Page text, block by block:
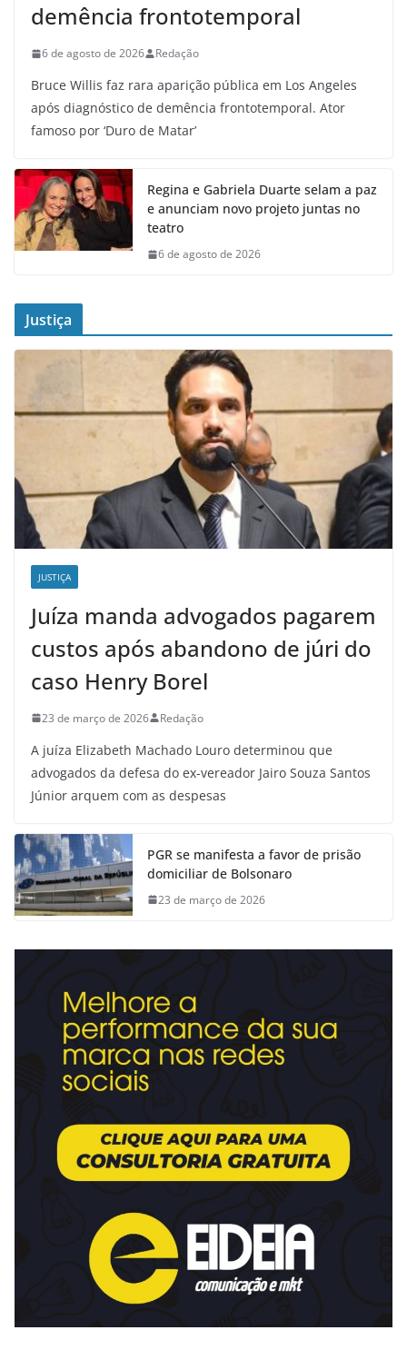
demência frontotemporal
6 de agosto de 2026 Redação
Bruce Willis faz rara aparição pública em Los Angeles
após diagnóstico de demência frontotemporal. Ator
famoso por ‘Duro de Matar’
Regina e Gabriela Duarte selam a paz
e anunciam novo projeto juntas no
teatro
6 de agosto de 2026
Justiça
JUSTIÇA
Juíza manda advogados pagarem
custos após abandono de júri do
caso Henry Borel
23 de março de 2026 Redação
A juíza Elizabeth Machado Louro determinou que
advogados da defesa do ex-vereador Jairo Souza Santos
Júnior arquem com as despesas
PGR se manifesta a favor de prisão
domiciliar de Bolsonaro
23 de março de 2026